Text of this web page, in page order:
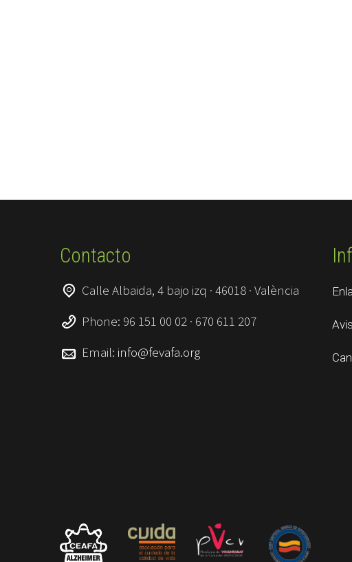
Contacto
Calle Albaida, 4 bajo izq · 46018 · València
Phone: 96 151 00 02 · 670 611 207
Email: info@fevafa.org